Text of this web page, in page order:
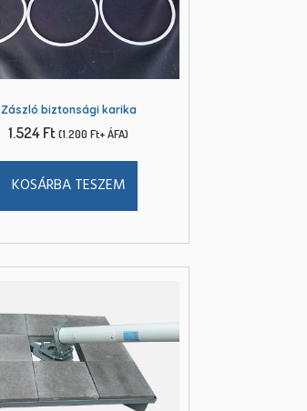
Zászló biztonsági karika
1.524Ft(1.200Ft+ ÁFA)
KOSÁRBA TESZEM